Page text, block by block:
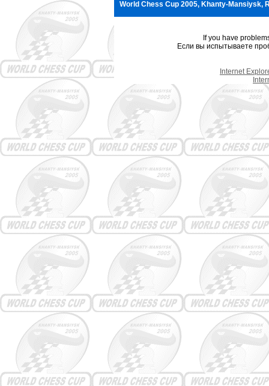
World Chess Cup 2005, Khanty-Mansiysk,
If you have
Если вы испытываете
Internet